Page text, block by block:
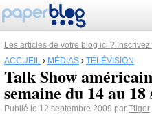
Les articles de votre blog ici ?
ACCUEIL › MÉDIAS › TÉLÉVISION
Talk Show
semaine du 14 au
Publié le 12 septembre 2009 par Ttiger